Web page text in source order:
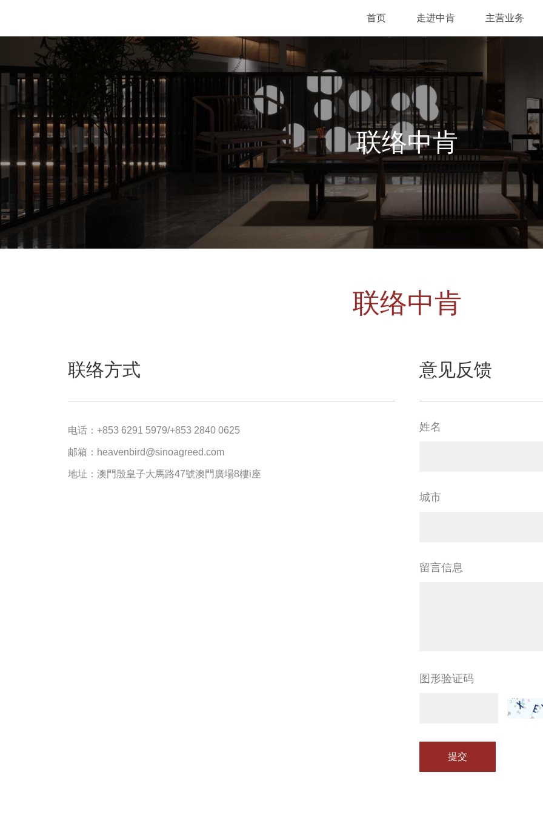
首页 走进中肯 主营业务
联络中肯
联络中肯
联络方式
电话：+853 6291 5979/+853 2840 0625
邮箱：heavenbird@sinoagreed.com
地址：澳門殷皇子大馬路47號澳門廣場8樓i座
意见反馈
姓名
城市
留言信息
图形验证码
提交